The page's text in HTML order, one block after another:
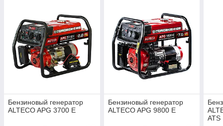
Бензиновый генератор
ALTECO APG 3700 E
Бензиновый генератор
ALTECO APG 9800 E
ATS